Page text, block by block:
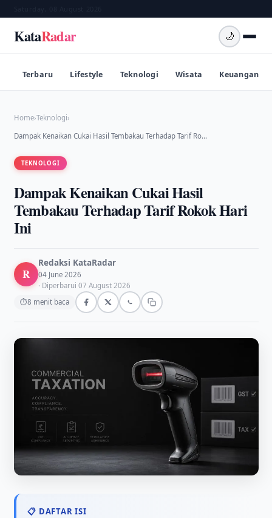
KataRadar 🌙
Terbaru Lifestyle Teknologi Wisata Keuangan
Home›Teknologi›
Dampak Kenaikan Cukai Hasil Tembakau Terhadap Tarif Ro…
TEKNOLOGI
Dampak Kenaikan Cukai Hasil
Tembakau Terhadap Tarif Rokok Hari
Ini
R
Redaksi KataRadar
04 June 2026
· Diperbarui 07 August 2026
⏱8 menit baca
📋 DAFTAR ISI